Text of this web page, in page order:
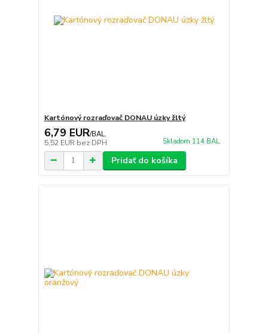
Kartónový rozraďovač DONAU úzky žltý
6,79 EUR/BAL.
5,52 EUR bez DPH Skladom 114 BAL.
Pridať do košíka